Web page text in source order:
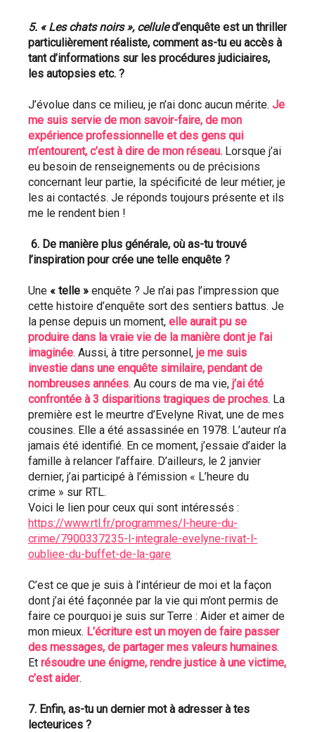
5. « Les chats noirs », cellule d’enquête est un thriller
particulièrement réaliste, comment as-tu eu accès à
tant d’informations sur les procédures judiciaires,
les autopsies etc. ?
J’évolue dans ce milieu, je n’ai donc aucun mérite. Je
me suis servie de mon savoir-faire, de mon
expérience professionnelle et des gens qui
m’entourent, c’est à dire de mon réseau. Lorsque j’ai
eu besoin de renseignements ou de précisions
concernant leur partie, la spécificité de leur métier, je
les ai contactés. Je réponds toujours présente et ils
me le rendent bien !
6. De manière plus générale, où as-tu trouvé
l’inspiration pour crée une telle enquête ?
Une « telle » enquête ? Je n’ai pas l’impression que
cette histoire d’enquête sort des sentiers battus. Je
la pense depuis un moment, elle aurait pu se
produire dans la vraie vie de la manière dont je l’ai
imaginée. Aussi, à titre personnel, je me suis
investie dans une enquête similaire, pendant de
nombreuses années. Au cours de ma vie, j’ai été
confrontée à 3 disparitions tragiques de proches. La
première est le meurtre d’Evelyne Rivat, une de mes
cousines. Elle a été assassinée en 1978. L’auteur n’a
jamais été identifié. En ce moment, j’essaie d’aider la
famille à relancer l’affaire. D’ailleurs, le 2 janvier
dernier, j’ai participé à l’émission « L’heure du
crime » sur RTL.
Voici le lien pour ceux qui sont intéressés :
https://www.rtl.fr/programmes/l-heure-du-
crime/7900337235-l-integrale-evelyne-rivat-l-
oubliee-du-buffet-de-la-gare
C’est ce que je suis à l’intérieur de moi et la façon
dont j’ai été façonnée par la vie qui m’ont permis de
faire ce pourquoi je suis sur Terre : Aider et aimer de
mon mieux. L’écriture est un moyen de faire passer
des messages, de partager mes valeurs humaines.
Et résoudre une énigme, rendre justice à une victime,
c’est aider.
7. Enfin, as-tu un dernier mot à adresser à tes
lecteurices ?